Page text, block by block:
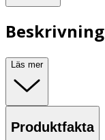
Beskrivning
Läs mer
Produktfakta